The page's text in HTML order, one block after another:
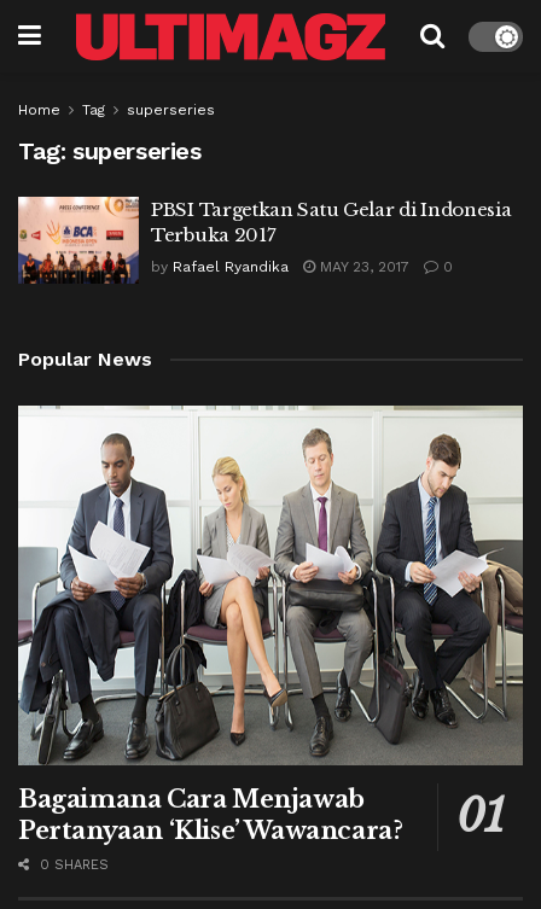
Home Tag superseries
Tag: superseries
PBSI Targetkan Satu Gelar di Indonesia
Terbuka 2017
by Rafael Ryandika MAY 23, 2017 0
Popular News
Bagaimana Cara Menjawab
Pertanyaan ‘Klise’ Wawancara?
0 SHARES